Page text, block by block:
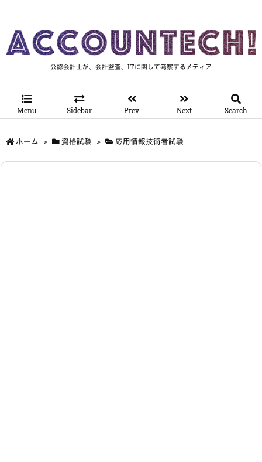
公認会計士が、会計監査、ITに関して考察するメディア
Menu Sidebar Prev Next Search
ホーム > 資格試験 > 応用情報技術者試験